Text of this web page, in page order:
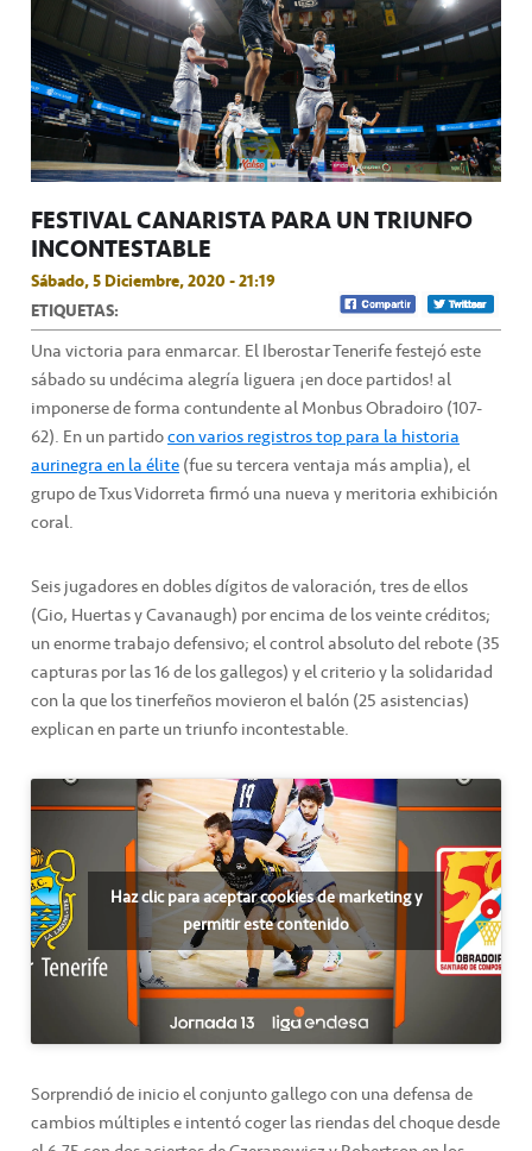
FESTIVAL CANARISTA PARA UN TRIUNFO
INCONTESTABLE
Sábado, 5 Diciembre, 2020 - 21:19
ETIQUETAS:
Una victoria para enmarcar. El Iberostar Tenerife festejó este
sábado su undécima alegría liguera ¡en doce partidos! al
imponerse de forma contundente al Monbus Obradoiro (107-
62). En un partidocon varios registros top para la historia
aurinegra en la élite(fue su tercera ventaja más amplia), el
grupo de Txus Vidorreta firmó una nueva y meritoria exhibición
coral.
Seis jugadores en dobles dígitos de valoración, tres de ellos
(Gio, Huertas y Cavanaugh) por encima de los veinte créditos;
un enorme trabajo defensivo; el control absoluto del rebote (35
capturas por las 16 de los gallegos) y el criterio y la solidaridad
con la que los tinerfeños movieron el balón (25 asistencias)
explican en parte un triunfo incontestable.
Haz clic para aceptar cookies de marketing y
permitir este contenido
Sorprendió de inicio el conjunto gallego con una defensa de
cambios múltiples e intentó coger las riendas del choque desde